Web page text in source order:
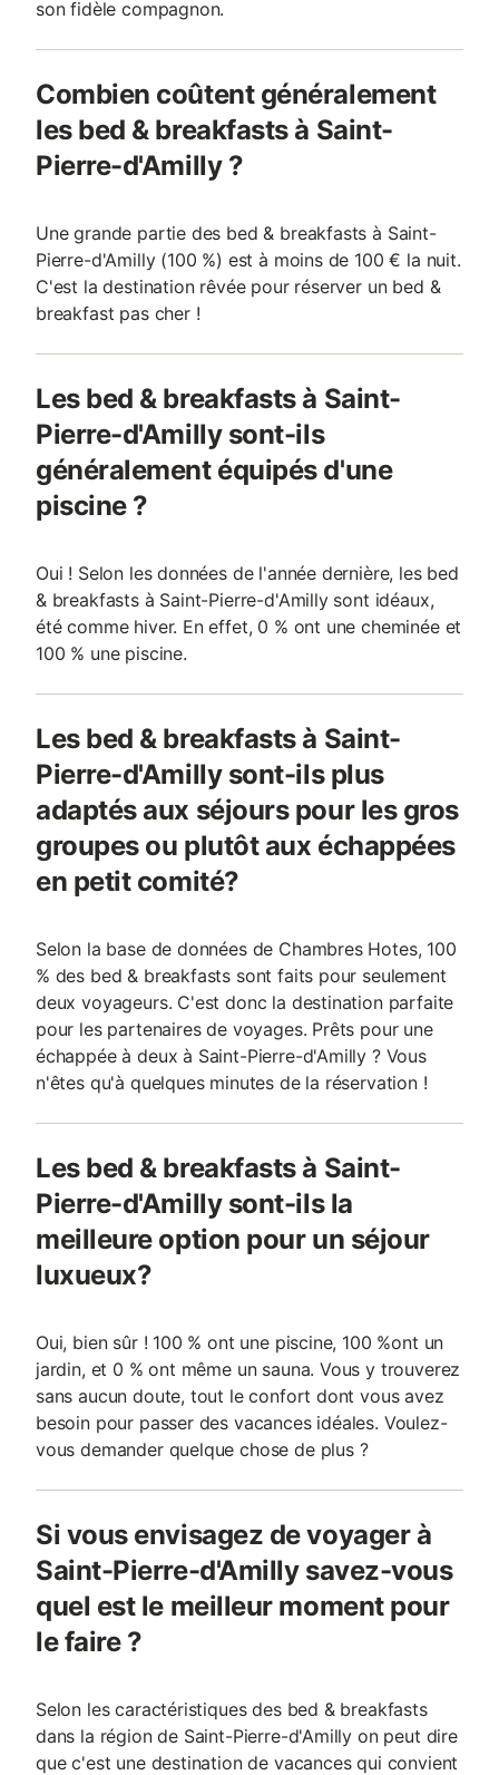
son fidèle compagnon.
Combien coûtent généralement
les bed & breakfasts à Saint-
Pierre-d'Amilly ?
Une grande partie des bed & breakfasts à Saint-
Pierre-d'Amilly (100 %) est à moins de 100 € la nuit.
C'est la destination rêvée pour réserver un bed &
breakfast pas cher !
Les bed & breakfasts à Saint-
Pierre-d'Amilly sont-ils
généralement équipés d'une
piscine ?
Oui ! Selon les données de l'année dernière, les bed
& breakfasts à Saint-Pierre-d'Amilly sont idéaux,
été comme hiver. En effet, 0 % ont une cheminée et
100 % une piscine.
Les bed & breakfasts à Saint-
Pierre-d'Amilly sont-ils plus
adaptés aux séjours pour les gros
groupes ou plutôt aux échappées
en petit comité?
Selon la base de données de Chambres Hotes, 100
% des bed & breakfasts sont faits pour seulement
deux voyageurs. C'est donc la destination parfaite
pour les partenaires de voyages. Prêts pour une
échappée à deux à Saint-Pierre-d'Amilly ? Vous
n'êtes qu'à quelques minutes de la réservation !
Les bed & breakfasts à Saint-
Pierre-d'Amilly sont-ils la
meilleure option pour un séjour
luxueux?
Oui, bien sûr ! 100 % ont une piscine, 100 %ont un
jardin, et 0 % ont même un sauna. Vous y trouverez
sans aucun doute, tout le confort dont vous avez
besoin pour passer des vacances idéales. Voulez-
vous demander quelque chose de plus ?
Si vous envisagez de voyager à
Saint-Pierre-d'Amilly savez-vous
quel est le meilleur moment pour
le faire ?
Selon les caractéristiques des bed & breakfasts
dans la région de Saint-Pierre-d'Amilly on peut dire
que c'est une destination de vacances qui convient